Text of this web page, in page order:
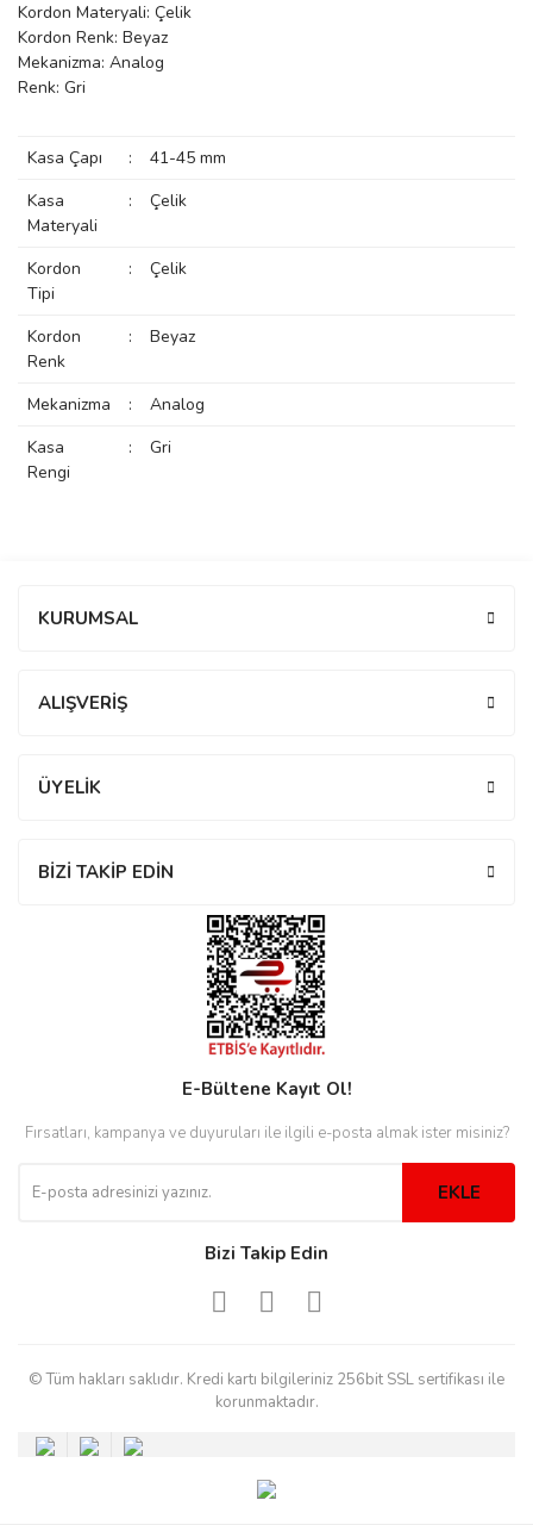
Manoir
Kordon Materyali: Çelik
Kordon Renk: Beyaz
Mekanizma: Analog
Renk: Gri
Kasa Çapı :
41-45 mm
Kasa
Materyali
: Çelik
Kordon
Tipi
: Çelik
Kordon
Renk
: Beyaz
Mekanizma :
Analog
Kasa
Rengi
: Gri
KURUMSAL
ALIŞVERİŞ
ÜYELİK
BİZİ TAKİP EDİN
E-Bültene Kayıt Ol!
Fırsatları, kampanya ve duyuruları ile ilgili e-posta almak ister misiniz?
EKLE
Bizi Takip Edin
© Tüm hakları saklıdır. Kredi kartı bilgileriniz 256bit SSL sertifikası ile
korunmaktadır.